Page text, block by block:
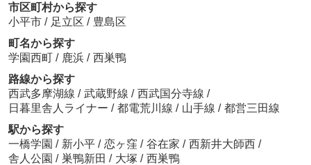
市区町村から探す
小平市 / 足立区 / 豊島区
町名から探す
学園西町 / 鹿浜 / 西巣鴨
路線から探す
西武多摩湖線 / 武蔵野線 / 西武国分寺線 /
日暮里舎人ライナー / 都電荒川線 / 山手線 / 都営三田線
駅から探す
一橋学園 / 新小平 / 恋ヶ窪 / 谷在家 / 西新井大師西 /
舎人公園 / 巣鴨新田 / 大塚 / 西巣鴨